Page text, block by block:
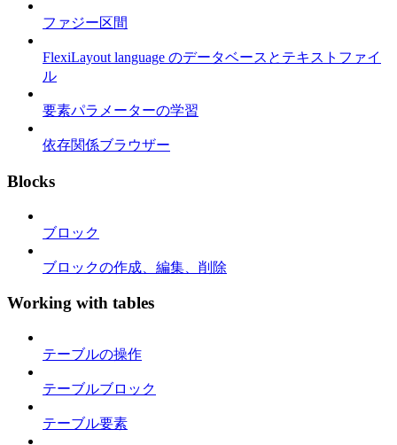
ファジー区間
FlexiLayout language のデータベースとテキストファイ
ル
要素パラメーターの学習
依存関係ブラウザー
Blocks
ブロック
ブロックの作成、編集、削除
Working with tables
テーブルの操作
テーブルブロック
テーブル要素